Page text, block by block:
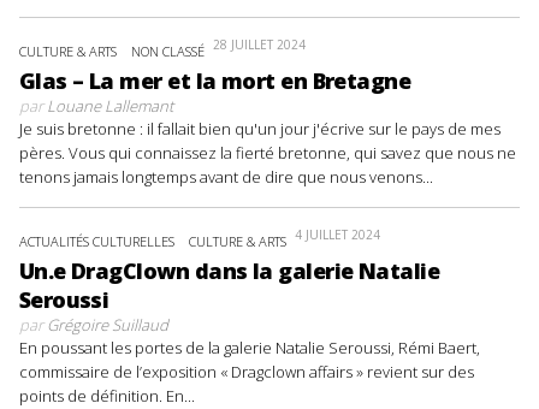
CULTURE & ARTS NON CLASSÉ 28 JUILLET 2024
Glas – La mer et la mort en Bretagne
parLouane Lallemant
Je suis bretonne : il fallait bien qu'un jour j'écrive sur le pays de mes
pères. Vous qui connaissez la fierté bretonne, qui savez que nous ne
tenons jamais longtemps avant de dire que nous venons...
ACTUALITÉS CULTURELLES CULTURE & ARTS 4 JUILLET 2024
Un.e DragClown dans la galerie Natalie
Seroussi
parGrégoire Suillaud
En poussant les portes de la galerie Natalie Seroussi, Rémi Baert,
commissaire de l’exposition « Dragclown affairs » revient sur des
points de définition. En...